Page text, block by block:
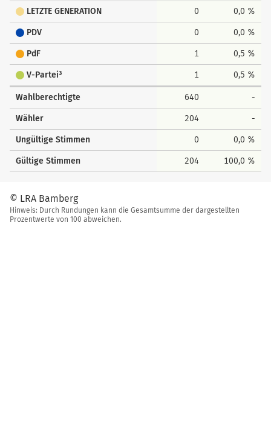
LETZTE GENERATION 0 0,0 %
PDV 0 0,0 %
PdF 1 0,5 %
V-Partei³ 1 0,5 %
Wahlberechtigte 640 -
Wähler 204 -
Ungültige Stimmen 0 0,0 %
Gültige Stimmen 204 100,0 %
© LRA Bamberg
Hinweis: Durch Rundungen kann die Gesamtsumme der dargestellten
Prozentwerte von 100 abweichen.